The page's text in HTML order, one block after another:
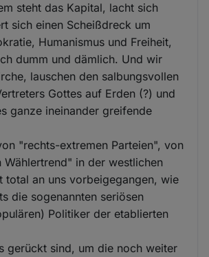
steht das Kapital, lacht sich
sich einen Scheißdreck um
Humanismus und Freiheit,
dumm und dämlich. Und wir
lauschen den salbungsvollen
Gottes auf Erden (?) und
ganze ineinander greifende
"rechts-extremen Parteien", von
Wählertrend" in der westlichen
total an uns vorbeigegangen, wie
die sogenannten seriösen
Politiker der etablierten
gerückt sind, um die noch weiter